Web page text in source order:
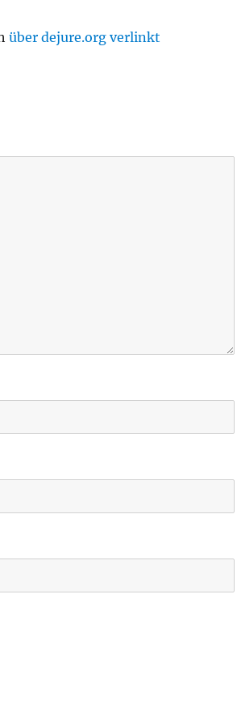
über dejure.org verlinkt